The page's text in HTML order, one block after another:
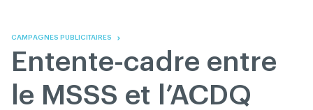
CAMPAGNES PUBLICITAIRES
Entente-cadre entre
le MSSS et l’ACDQ